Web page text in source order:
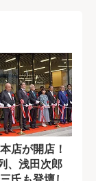
店が開店！
、浅田次郎